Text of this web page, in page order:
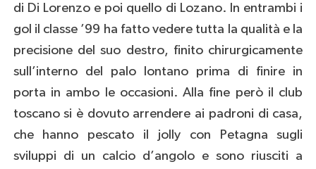
di Di Lorenzo e poi quello di Lozano. In entrambi i
gol il classe ’99 ha fatto vedere tutta la qualità e la
precisione del suo destro, finito chirurgicamente
sull’interno del palo lontano prima di finire in
porta in ambo le occasioni. Alla fine però il club
toscano si è dovuto arrendere ai padroni di casa,
che hanno pescato il jolly con Petagna sugli
sviluppi di un calcio d’angolo e sono riusciti a